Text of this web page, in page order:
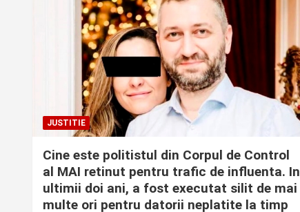
JUSTITIE
Cine este politistul din Corpul de Control
al MAI retinut pentru trafic de influenta. In
ultimii doi ani, a fost executat silit de mai
multe ori pentru datorii neplatite la timp